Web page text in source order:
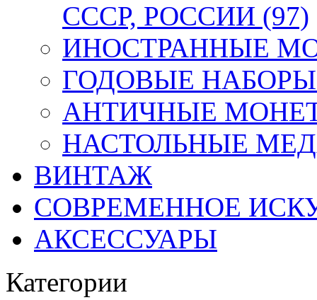
СССР, РОССИИ (97)
ИНОСТРАННЫЕ
ГОДОВЫЕ НАБОРЫ
АНТИЧНЫЕ
НАСТОЛЬНЫЕ
ВИНТАЖ
СОВРЕМЕННОЕ
АКСЕССУАРЫ
Категории